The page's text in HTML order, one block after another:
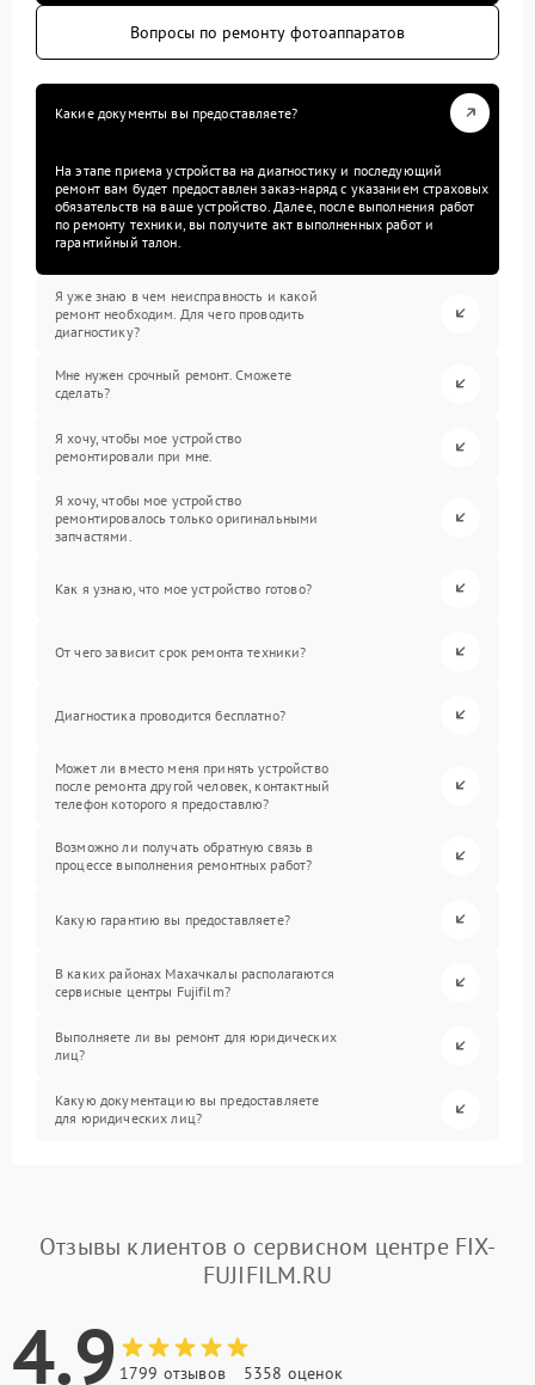
Вопросы по ремонту фотоаппаратов
Какие документы вы предоставляете?
На этапе приема устройства на диагностику и последующий
ремонт вам будет предоставлен заказ-наряд с указанием страховых
обязательств на ваше устройство. Далее, после выполнения работ
по ремонту техники, вы получите акт выполненных работ и
гарантийный талон.
Я уже знаю в чем неисправность и какой
ремонт необходим. Для чего проводить
диагностику?
Мне нужен срочный ремонт. Сможете
сделать?
Я хочу, чтобы мое устройство
ремонтировали при мне.
Я хочу, чтобы мое устройство
ремонтировалось только оригинальными
запчастями.
Как я узнаю, что мое устройство готово?
От чего зависит срок ремонта техники?
Диагностика проводится бесплатно?
Может ли вместо меня принять устройство
после ремонта другой человек, контактный
телефон которого я предоставлю?
Возможно ли получать обратную связь в
процессе выполнения ремонтных работ?
Какую гарантию вы предоставляете?
В каких районах Махачкалы располагаются
сервисные центры Fujifilm?
Выполняете ли вы ремонт для юридических
лиц?
Какую документацию вы предоставляете
для юридических лиц?
Отзывы клиентов о сервисном центре FIX-
FUJIFILM.RU
4.9 1799 отзывов 5358 оценок